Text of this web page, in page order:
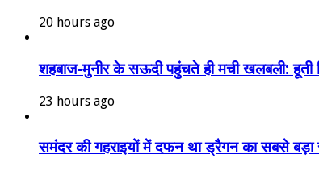
20 hours ago
शहबाज-मुनीर के सऊदी पहुंचते ही मची खलबली: हूती
23 hours ago
समंदर की गहराइयों में दफन था ड्रैगन का सबसे बड़ा